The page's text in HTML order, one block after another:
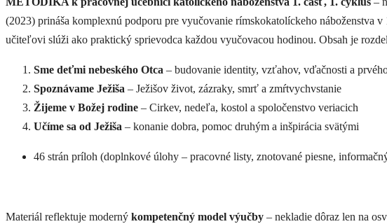
(2023) prináša komplexnú podporu pre vyučovanie rímskokatolíckeho náboženstva
učiteľovi slúži ako praktický sprievodca každou vyučovacou hodinou. Obsah je
Sme deťmi nebeského Otca – budovanie identity, vzťahov, vďačnosti a
Spoznávame Ježiša – Ježišov život, zázraky, smrť a zmŕtvychvstanie
Žijeme v Božej rodine – Cirkev, nedeľa, kostol a spoločenstvo veriacich
Učíme sa od Ježiša – konanie dobra, pomoc druhým a inšpirácia svätými
46 strán príloh (doplnkové úlohy – pracovné listy, znotované piesne,
Materiál reflektuje moderný kompetenčný model výučby – nekladie dôraz len na